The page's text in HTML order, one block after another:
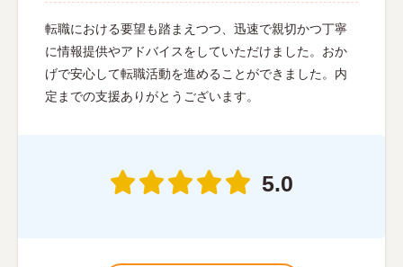
転職における要望も踏まえつつ、迅速で親切かつ丁寧
に情報提供やアドバイスをしていただけました。おか
げで安心して転職活動を進めることができました。内
定までの支援ありがとうございます。
5.0